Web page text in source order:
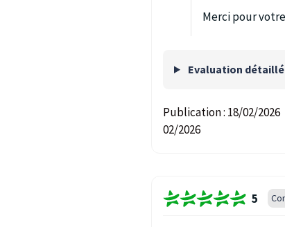
Merci pour
Evaluation
Publication : 18/02/2026
02/2026
5